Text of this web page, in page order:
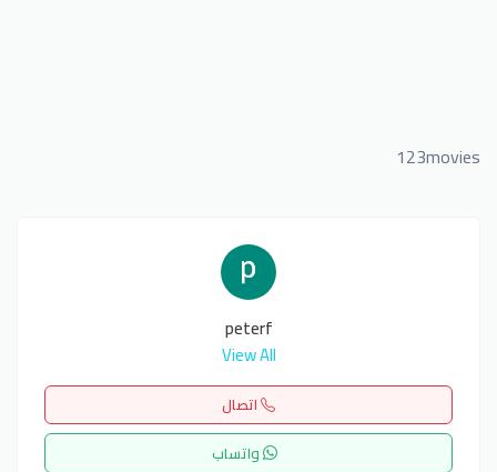
123movies
peterf
View All
اتصال
واتساب